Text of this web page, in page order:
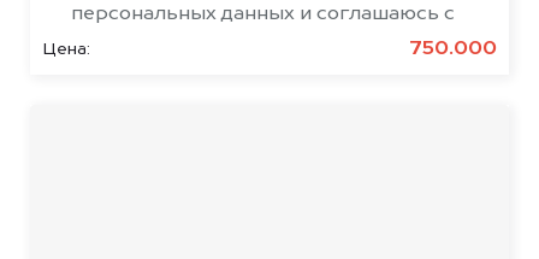
Цена: 750.000
персональных данных и соглашаюсь с
политикой конфиденциальности